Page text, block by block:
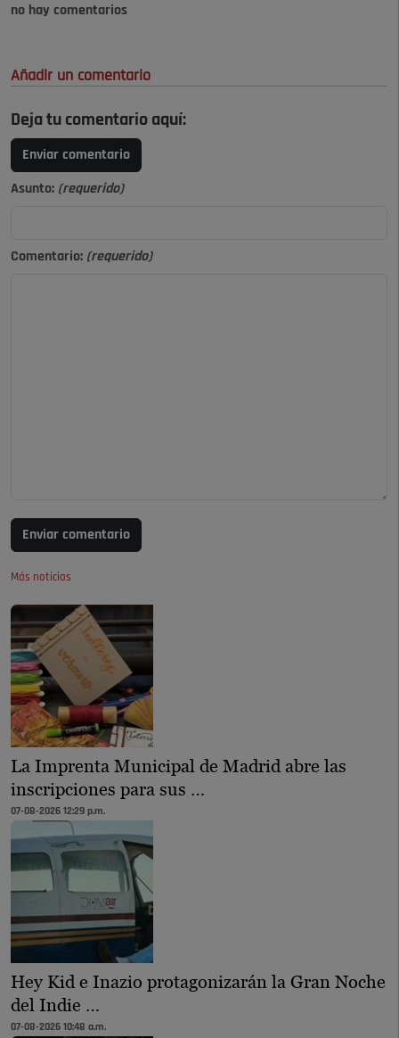
no hay comentarios
Añadir un comentario
Deja tu comentario aquí:
Enviar comentario
Asunto: (requerido)
Comentario: (requerido)
Enviar comentario
Más noticias
La Imprenta Municipal de Madrid abre las
inscripciones para sus …
07-08-2026 12:29 p.m.
Hey Kid e Inazio protagonizarán la Gran Noche
del Indie …
07-08-2026 10:48 a.m.